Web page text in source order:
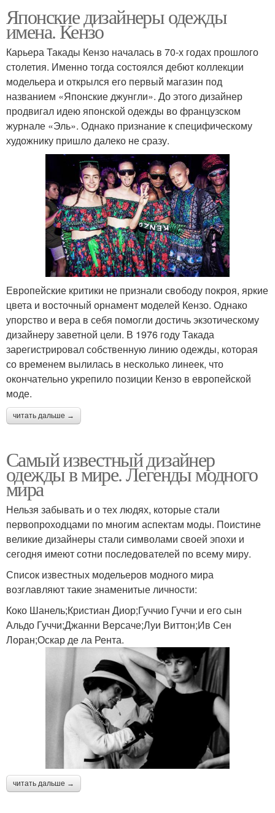
Японские дизайнеры одежды
имена. Кензо
Карьера Такады Кензо началась в 70-х годах прошлого
столетия. Именно тогда состоялся дебют коллекции
модельера и открылся его первый магазин под
названием «Японские джунгли». До этого дизайнер
продвигал идею японской одежды во французском
журнале «Эль». Однако признание к специфическому
художнику пришло далеко не сразу.
Европейские критики не признали свободу покроя, яркие
цвета и восточный орнамент моделей Кензо. Однако
упорство и вера в себя помогли достичь экзотическому
дизайнеру заветной цели. В 1976 году Такада
зарегистрировал собственную линию одежды, которая
со временем вылилась в несколько линеек, что
окончательно укрепило позиции Кензо в европейской
моде.
читать дальше →
Самый известный дизайнер
одежды в мире. Легенды модного
мира
Нельзя забывать и о тех людях, которые стали
первопроходцами по многим аспектам моды. Поистине
великие дизайнеры стали символами своей эпохи и
сегодня имеют сотни последователей по всему миру.
Список известных модельеров модного мира
возглавляют такие знаменитые личности:
Коко Шанель;Кристиан Диор;Гуччио Гуччи и его сын
Альдо Гуччи;Джанни Версаче;Луи Виттон;Ив Сен
Лоран;Оскар де ла Рента.
читать дальше →